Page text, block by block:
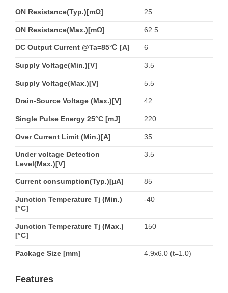
ON Resistance(Typ.)[mΩ] 25
ON Resistance(Max.)[mΩ] 62.5
DC Output Current @Ta=85℃ [A] 6
Supply Voltage(Min.)[V] 3.5
Supply Voltage(Max.)[V] 5.5
Drain-Source Voltage (Max.)[V] 42
Single Pulse Energy 25°C [mJ] 220
Over Current Limit (Min.)[A] 35
Under voltage Detection
Level(Max.)[V]
3.5
Current consumption(Typ.)[µA] 85
Junction Temperature Tj (Min.)
[°C]
-40
Junction Temperature Tj (Max.)
[°C]
150
Package Size [mm] 4.9x6.0 (t=1.0)
Features